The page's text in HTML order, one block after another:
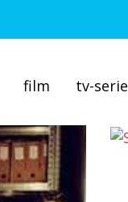
film tv-serie